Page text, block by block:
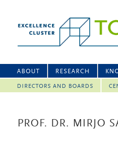
ABOUT RESEARCH
DIRECTORS AND BOARDS
PROF. DR. MIRJO